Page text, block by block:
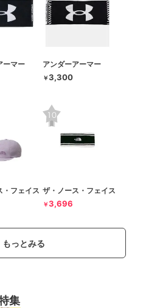
ーマー アンダーアーマー
￥3,300
・フェイス ザ・ノース・フェイス
￥3,696
もっとみる
集